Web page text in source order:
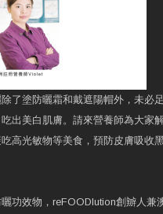
了塗防曬霜和戴遮陽帽外，未必
出美白肌膚。請來營養師為大家
高光敏物等美食，預防皮膚吸收
功效物，reFOODlution創辧人兼